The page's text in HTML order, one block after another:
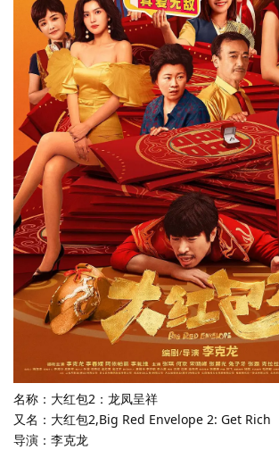
名称：大红包2：龙凤呈祥
又名：大红包2,Big Red Envelope 2: Get Rich
导演：李克龙